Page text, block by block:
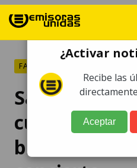
FARÁNDULA
Saturday
cumple 50
brindará
¿Activar
Recibe las
Aceptar